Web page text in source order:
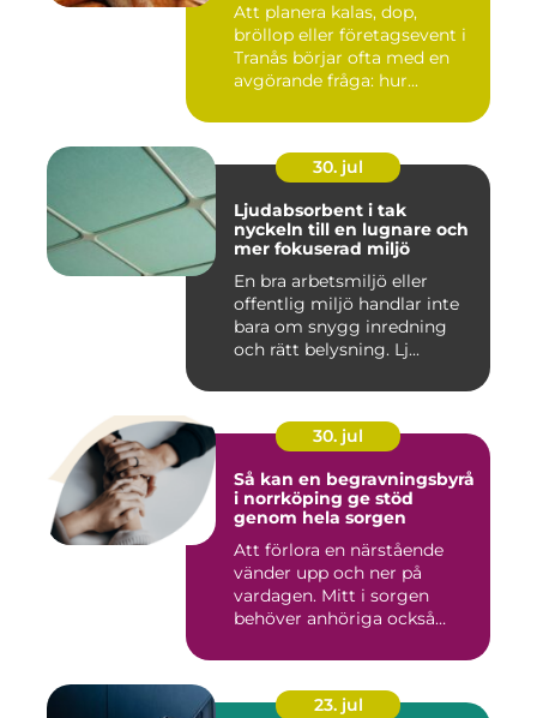
Att planera kalas, dop,
bröllop eller företagsevent i
Tranås börjar ofta med en
avgörande fråga: hur...
30. jul
Ljudabsorbent i tak
nyckeln till en lugnare och
mer fokuserad miljö
En bra arbetsmiljö eller
offentlig miljö handlar inte
bara om snygg inredning
och rätt belysning. Lj...
30. jul
Så kan en begravningsbyrå
i norrköping ge stöd
genom hela sorgen
Att förlora en närstående
vänder upp och ner på
vardagen. Mitt i sorgen
behöver anhöriga också
23. jul